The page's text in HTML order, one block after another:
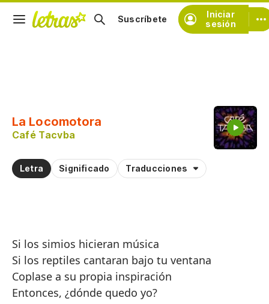
Iniciar
sesión
Suscríbete
La Locomotora
Café Tacvba
Letra Significado Traducciones
Si los simios hicieran música
Si los reptiles cantaran bajo tu ventana
Coplase a su propia inspiración
Entonces, ¿dónde quedo yo?
Practicar la pronunciación de